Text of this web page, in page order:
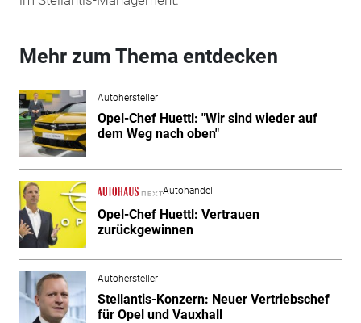
Mehr zum Thema entdecken
Autohersteller
Opel-Chef Huettl: "Wir sind wieder auf
dem Weg nach oben"
Autohandel
Opel-Chef Huettl: Vertrauen
zurückgewinnen
Autohersteller
Stellantis-Konzern: Neuer Vertriebschef
für Opel und Vauxhall